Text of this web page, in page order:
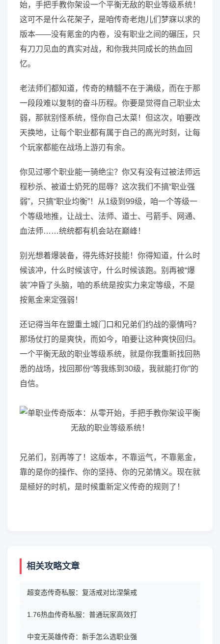
始，手把手教你架设一个平衡无敌的职业等级系统！
这可不是什么花架子，是咱传奇老炮儿们梦寐以求的
版本——没有氪金的内卷，没有职业之间的碾压，只
有刀刀见血的真实对战，和你我共同成长的热血回
忆。
老法师们都知道，传奇的精髓不在于满级，而在于那
一段段难以复制的奋斗历程。你要是觉得自己职业太
弱，那就别怪系统，怪你自己太菜！但这次，咱要改
天换地，让每个职业都有属于自己的高光时刻，让每
个玩家都能在战场上游刃有余。
你见过哪个职业能一骑绝尘？你又有没有过被法师远
程秒杀、被道士奶死的屈辱？这次我们不搞“职业强
弱”，只搞“职业均衡”！从1级到99级，咱一个等级一
个等级地推，让战士、法师、道士、弓箭手、网通、
血法师……统统都有机会站在巅峰！
别光想着爆装备，得先练好技能！你得知道，什么时
候该冲，什么时候该守，什么时候该跑。别再被“爆
装”冲昏了头脑，咱的系统是按实力来定等级，不是
按氪金来定强弱！
还记得当年在盟重土城门口和兄弟们约战的豪情吗？
那场仗打的是爽快，而如今，咱要让这种爽快回归。
一个平衡无敌的职业等级系统，就是你我重新找回熟
悉的战场，找回那份“等我练到30级，我就能打你”的
自信。
兄弟们，别再等了！这版本，不靠运气，不靠氪金，
靠的是你的操作、你的坚持、你的兄弟情义。现在就
是極好的时机，是时候重新定义传奇的规则了！
相关攻略文章
超变态传奇私服：复活戒对比涅槃戒
1.76热血传奇私服：普通玩家高效打
中变无英雄传奇：新手怎么选职业强